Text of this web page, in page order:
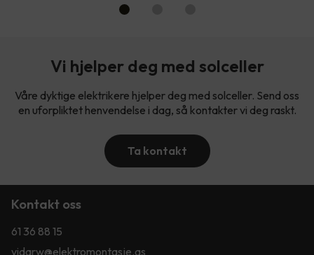
Vi hjelper deg med solceller
Våre dyktige elektrikere hjelper deg med solceller. Send oss
en uforpliktet henvendelse i dag, så kontakter vi deg raskt.
Ta kontakt
Kontakt oss
61 36 88 15
vidarw@elektromontasje.as